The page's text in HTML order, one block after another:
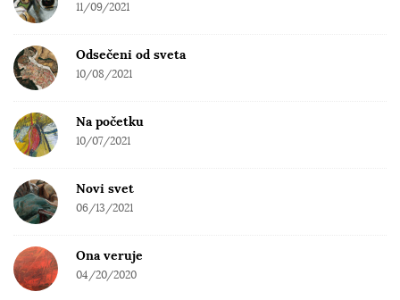
11/09/2021
Odsečeni od sveta
10/08/2021
Na početku
10/07/2021
Novi svet
06/13/2021
Ona veruje
04/20/2020